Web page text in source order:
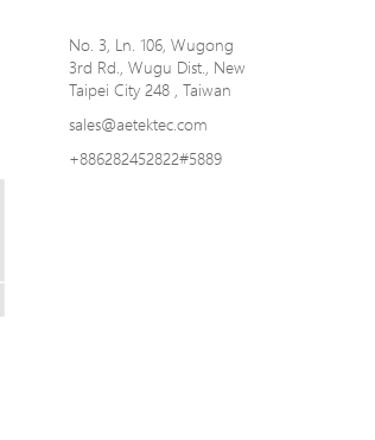
No. 3, Ln. 106, Wugong
3rd Rd., Wugu Dist., New
Taipei City 248 , Taiwan
sales@aetektec.com
+886282452822#5889